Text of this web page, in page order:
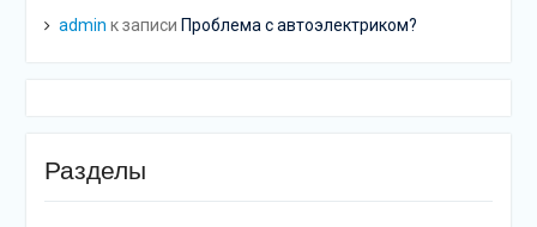
admin к записи Проблема с автоэлектриком?
Разделы